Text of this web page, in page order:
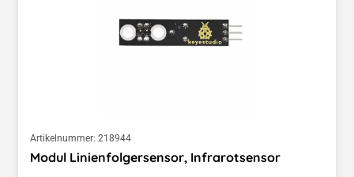
Artikelnummer: 218944
Modul Linienfolgersensor, Infrarotsensor